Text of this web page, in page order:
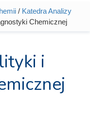
/ Katedra Analizy
Chemicznej
i